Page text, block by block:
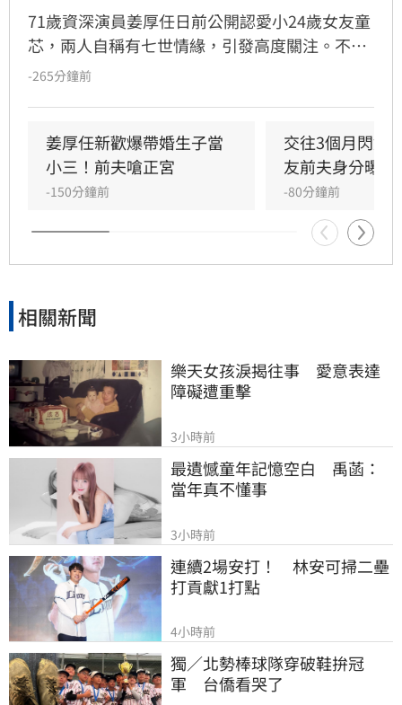
71歲資深演員姜厚任日前公開認愛小24歲女友童
芯，兩人自稱有七世情緣，引發高度關注。不料
童芯隨即遭網友起底，不僅宣稱的台大「3碩1
姻史也遭挖出。面對外界排山倒海的質疑聲浪，
姜厚任展現霸氣護愛態度，強調感情不受學歷與
背景影響，更笑稱即便女友是文盲也照樣喜歡，
不受外界負面傳聞干擾，堅定捍衛這段相差39歲
的戀情。
-265分鐘前
姜厚任新歡爆帶婚生子當
小三！前夫嗆正宮
-150分鐘前
交往3個月閃婚
友前夫身分曝光
-80分鐘前
相關新聞
樂天女孩淚揭往事　愛意表達
障礙遭重擊
3小時前
最遺憾童年記憶空白　禹菡：
當年真不懂事
3小時前
連續2場安打！　林安可掃二壘
打貢獻1打點
4小時前
獨／北勢棒球隊穿破鞋拚冠
軍　台僑看哭了